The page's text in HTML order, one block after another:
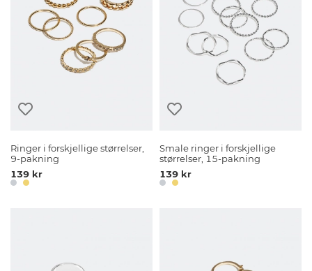
Ringer i forskjellige størrelser,
9-pakning
139 kr
Smale ringer i forskjellige
størrelser, 15-pakning
139 kr